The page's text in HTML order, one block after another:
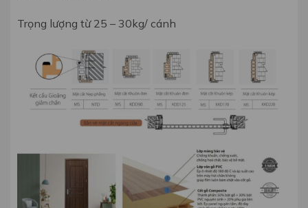
Trọng lượng từ 25 – 30kg/ cánh